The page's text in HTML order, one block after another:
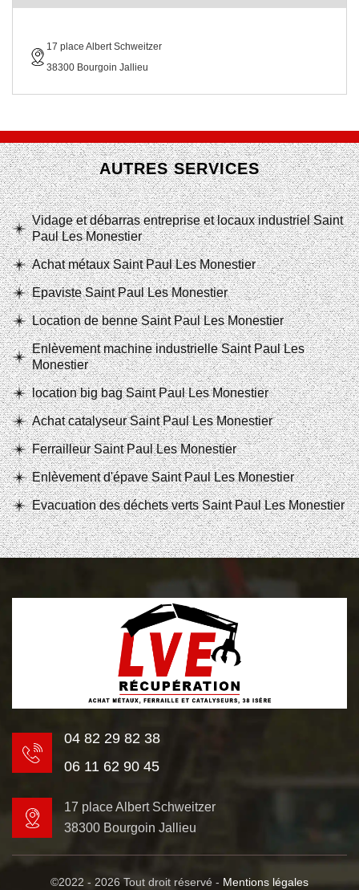
17 place Albert Schweitzer
38300 Bourgoin Jallieu
AUTRES SERVICES
Vidage et débarras entreprise et locaux industriel Saint
Paul Les Monestier
Achat métaux Saint Paul Les Monestier
Epaviste Saint Paul Les Monestier
Location de benne Saint Paul Les Monestier
Enlèvement machine industrielle Saint Paul Les
Monestier
location big bag Saint Paul Les Monestier
Achat catalyseur Saint Paul Les Monestier
Ferrailleur Saint Paul Les Monestier
Enlèvement d'épave Saint Paul Les Monestier
Evacuation des déchets verts Saint Paul Les Monestier
04 82 29 82 38
06 11 62 90 45
17 place Albert Schweitzer
38300 Bourgoin Jallieu
©2022 - 2026 Tout droit réservé - Mentions légales